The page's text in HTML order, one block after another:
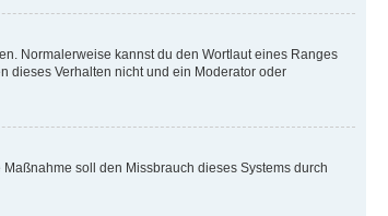
Normalerweise kannst du den Wortlaut eines Ranges
dieses Verhalten nicht und ein Moderator oder
soll den Missbrauch dieses Systems durch